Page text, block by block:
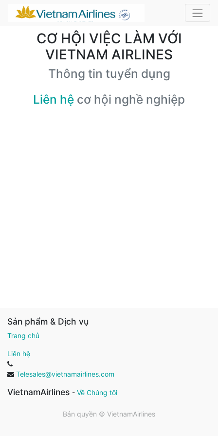
CƠ HỘI VIỆC LÀM VỚI
VIETNAM AIRLINES
Thông tin tuyển dụng
Liên hệ cơ hội nghề nghiệp
Sản phẩm & Dịch vụ
Trang chủ
Liên hệ
Telesales@vietnamairlines.com
VietnamAirlines - Về Chúng tôi
Bản quyền © VietnamAirlines